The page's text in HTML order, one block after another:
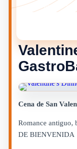
Este evento ya
Cena de San
Romance antiguo,
DE BIENVENIDA